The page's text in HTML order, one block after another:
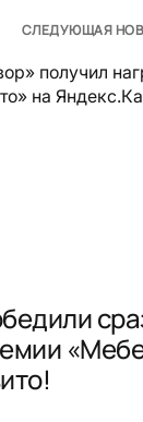
СЛЕДУЮЩАЯ
получил
на